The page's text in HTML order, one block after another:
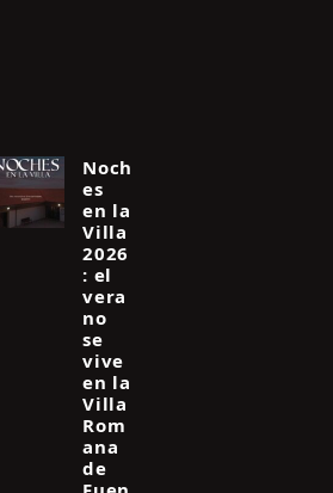
Noch
es
en la
Villa
2026
: el
vera
no
se
vive
en la
Villa
Rom
ana
de